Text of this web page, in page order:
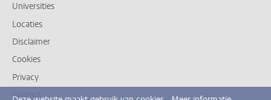
Universities
Locaties
Disclaimer
Cookies
Privacy
Contact